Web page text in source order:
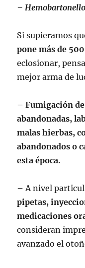
–
Si supieramos
pone más de
eclosionar,
mejor arma de
– Fumigación
abandonadas,
malas hierbas,
abandonados o
esta época.
– A nivel
pipetas,
medicaciones
consideran
avanzado el